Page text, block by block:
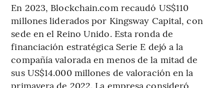
En 2023, Blockchain.com recaudó US$110
millones liderados por Kingsway Capital, con
sede en el Reino Unido. Esta ronda de
financiación estratégica Serie E dejó a la
compañía valorada en menos de la mitad de
sus US$14.000 millones de valoración en la
primavera de 2022. La empresa consideró